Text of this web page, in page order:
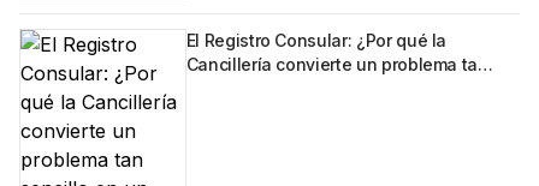
El Registro Consular: ¿Por qué la
Cancillería convierte un problema ta…